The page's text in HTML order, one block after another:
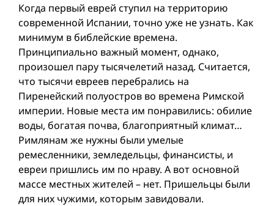
Когда первый еврей ступил на территорию
современной Испании, точно уже не узнать. Как
минимум в библейские времена.
Принципиально важный момент, однако,
произошел пару тысячелетий назад. Считается,
что тысячи евреев перебрались на
Пиренейский полуостров во времена Римской
империи. Новые места им понравились: обилие
воды, богатая почва, благоприятный климат…
Римлянам же нужны были умелые
ремесленники, земледельцы, финансисты, и
евреи пришлись им по нраву. А вот основной
массе местных жителей – нет. Пришельцы были
для них чужими, которым завидовали.